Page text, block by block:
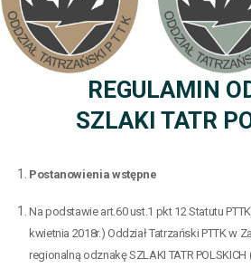
REGULAMIN
SZLAKI TATR
Postanowienia wstępne
Na podstawie art.60 ust.1 pkt 12 Statutu
kwietnia 2018r.) Oddział Tatrzański PTTK w
regionalną odznakę SZLAKI TATR